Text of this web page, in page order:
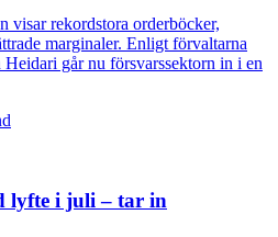
visar rekordstora orderböcker,
marginaler. Enligt förvaltarna
går nu försvarssektorn in i en
lyfte i juli – tar in